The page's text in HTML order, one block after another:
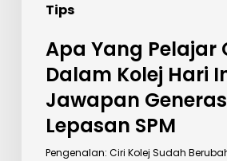
Tips
Lepasan
Apa Yang Pelajar
Dalam Kolej Hari
Jawapan
Lepasan SPM
Pengenalan: Ciri Kolej Sudah